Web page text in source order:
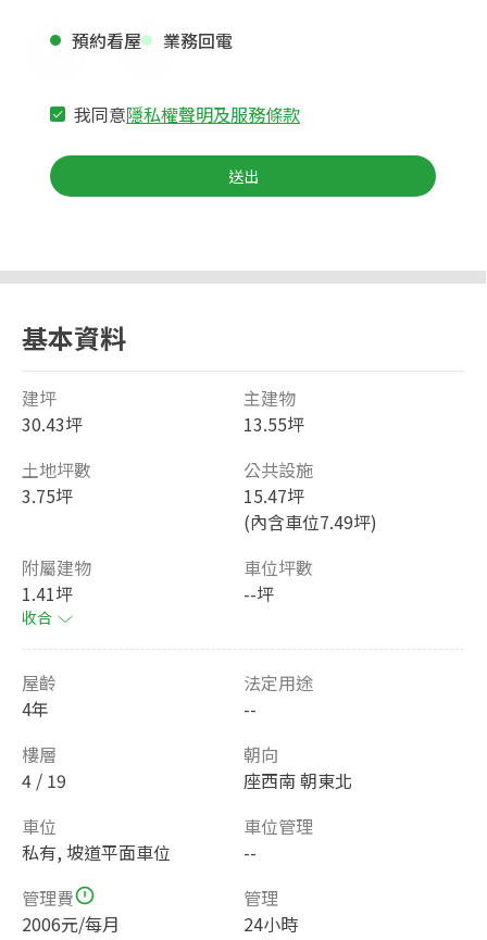
預約看屋 業務回電
我同意隱私權聲明及服務條款
送出
基本資料
建坪
30.43坪
主建物
13.55坪
土地坪數
3.75坪
公共設施
15.47坪
(內含車位7.49坪)
附屬建物
1.41坪
收合
車位坪數
--坪
屋齡
4年
法定用途
--
樓層
4 / 19
朝向
座西南 朝東北
車位
私有, 坡道平面車位
車位管理
--
管理費
2006元/每月
管理
24小時